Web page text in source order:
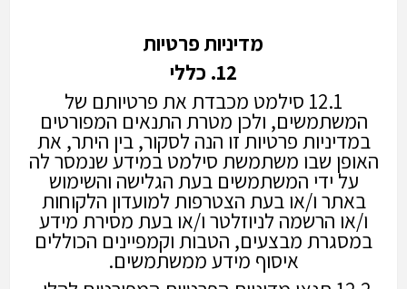
מדיניות פרטיות
12. כללי
12.1 סילמט מכבדת את פרטיותם של
המשתמשים, ולכן מטרת התנאים המפורטים
במדיניות פרטיות זו הנה לסקור, בין היתר, את
האופן שבו משתמשת סילמט במידע שנמסר לה
על ידי המשתמשים בעת הגלישה והשימוש
באתר ו/או בעת הצטרפות למועדון הלקוחות
ו/או הרשמה לניוזלטר ו/או בעת מסירת מידע
במסגרת מבצעים, הטבות וקמפיינים הכוללים
איסוף מידע ממשתמשים.